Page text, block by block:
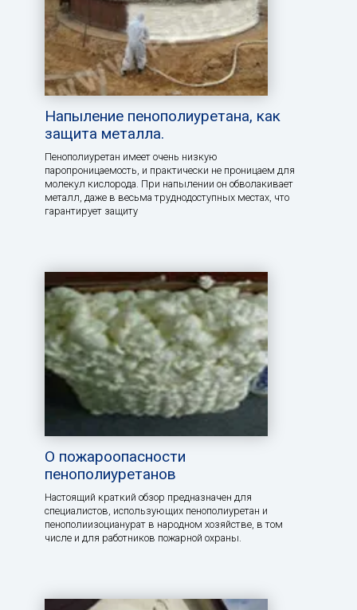
Напыление пенополиуретана, как
защита металла.
Пенополиуретан имеет очень низкую
паропроницаемость, и практически не проницаем для
молекул кислорода. При напылении он обволакивает
металл, даже в весьма труднодоступных местах, что
гарантирует защиту
О пожароопасности
пенополиуретанов
Настоящий краткий обзор предназначен для
специалистов, использующих пенополиуретан и
пенополиизоцианурат в народном хозяйстве, в том
числе и для работников пожарной охраны.